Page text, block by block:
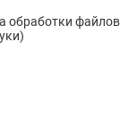
обработки файлов